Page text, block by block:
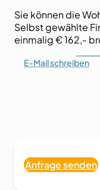
Sie können die
Selbst gewählte
einmalig € 162,-
E-Mailschreiben
Anfrage senden